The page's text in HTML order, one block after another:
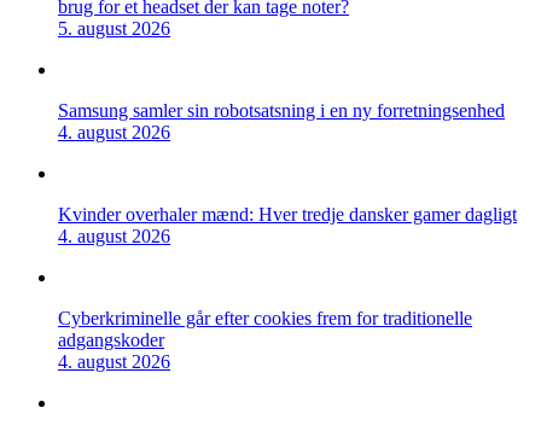
brug for et headset der kan tage noter?
5. august 2026
Samsung samler sin robotsatsning i en ny forretningsenhed
4. august 2026
Kvinder overhaler mænd: Hver tredje dansker gamer dagligt
4. august 2026
Cyberkriminelle går efter cookies frem for traditionelle
adgangskoder
4. august 2026